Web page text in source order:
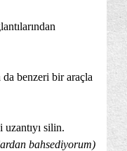
da benzeri bir araçla
silin.
bahsediyorum)